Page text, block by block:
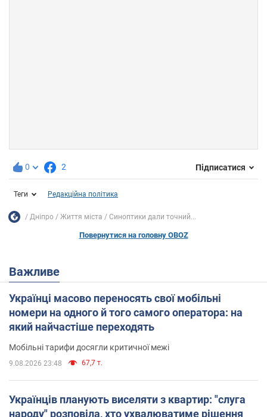
0 2 Підписатися
Теги Редакційна політика
Дніпро Життя міста Синоптики дали точний...
Повернутися на головну OBOZ
Важливе
Українці масово переносять свої мобільні
номери на одного й того самого оператора: на
який найчастіше переходять
Мобільні тарифи досягли критичної межі
9.08.2026 23:48 67,7 т.
Українців планують виселяти з квартир: "слуга
народу" розповіла, хто ухвалюватиме рішення